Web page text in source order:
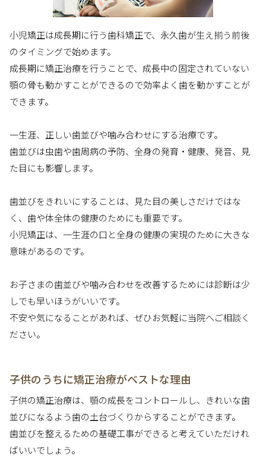
小児矯正は成長期に行う歯科矯正で、永久歯が生え揃う前後
のタイミングで始めます。
成長期に矯正治療を行うことで、成長中の固定されていない
顎の骨も動かすことができるので効率よく歯を動かすことが
できます。
一生涯、正しい歯並びや噛み合わせにする治療です。
歯並びは虫歯や歯周病の予防、全身の発育・健康、発音、見
た目にも影響します。
歯並びをきれいにすることは、見た目の美しさだけではな
く、歯や体全体の健康のためにも重要です。
小児矯正は、一生涯の口と全身の健康の実現のために大きな
意味があるのです。
お子さまの歯並びや噛み合わせを改善するためには診断は少
しでも早いほうがいいです。
不安や気になることがあれば、ぜひお気軽に当院へご相談く
ださい。
子供のうちに矯正治療がベストな理由
子供の矯正治療は、顎の成長をコントロールし、きれいな歯
並びになるよう歯の土台づくりからすることができます。
歯並びを整えるための基礎工事ができると考えていただけれ
ばいいでしょう。